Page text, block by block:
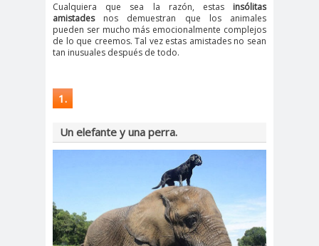
Cualquiera que sea la razón, estas insólitas
amistadesnos demuestran que los animales
pueden ser mucho más emocionalmente complejos
de lo que creemos. Tal vez estas amistades no sean
tan inusuales después de todo.
1.
Un elefante y una perra.